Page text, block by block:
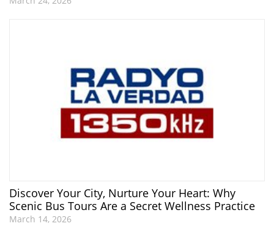
Discover Your City, Nurture Your Heart: Why
Scenic Bus Tours Are a Secret Wellness Practice
March 14, 2026